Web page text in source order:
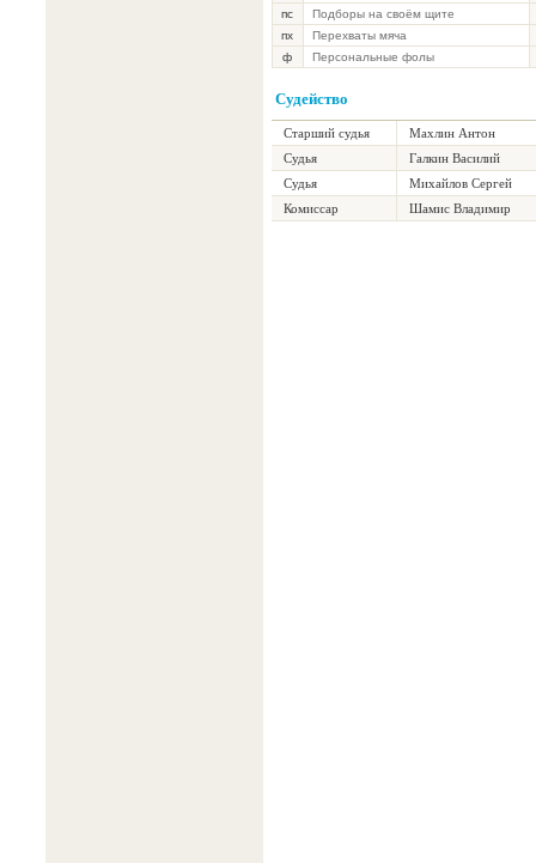
пс
Подборы на своём щите
пх
Перехваты мяча
ф
Персональные фолы
Судейство
Старший судья
Махлин Антон
Судья
Галкин Василий
Судья
Михайлов Сергей
Комиссар
Шамис Владимир